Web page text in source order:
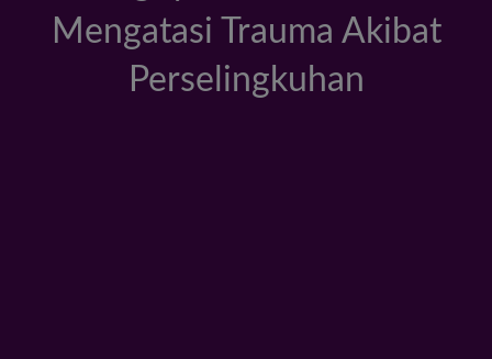
Mengatasi Trauma Akibat
Perselingkuhan